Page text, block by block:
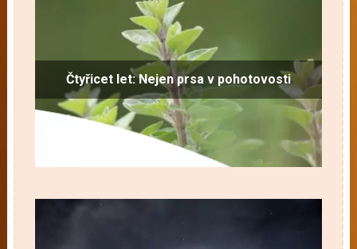
Čtyřicet let: Nejen prsa v pohotovosti